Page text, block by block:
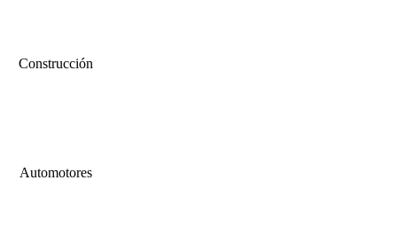
Construcción
Automotores